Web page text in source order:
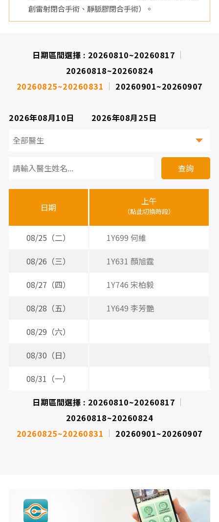
創雷射閉合手術、靜脈膠閉合手術）。
日期區間選擇 : 20260810~20260817
20260818~20260824
20260825~20260831
20260901~20260907
2026年08月10日 2026年08月25日
診
醫
時
查詢
日期
上午
（點此切換時段）
08/25（二）
1Y699 何維
08/26（三）
1Y631 顏旭霆
08/27（四）
1Y746 宋柏毅
08/28（五）
1Y649 李芳艷
08/29（六）
08/30（日）
08/31（一）
日期區間選擇 : 20260810~20260817
20260818~20260824
20260825~20260831
20260901~20260907